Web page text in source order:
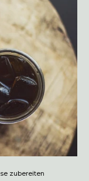
zubereiten